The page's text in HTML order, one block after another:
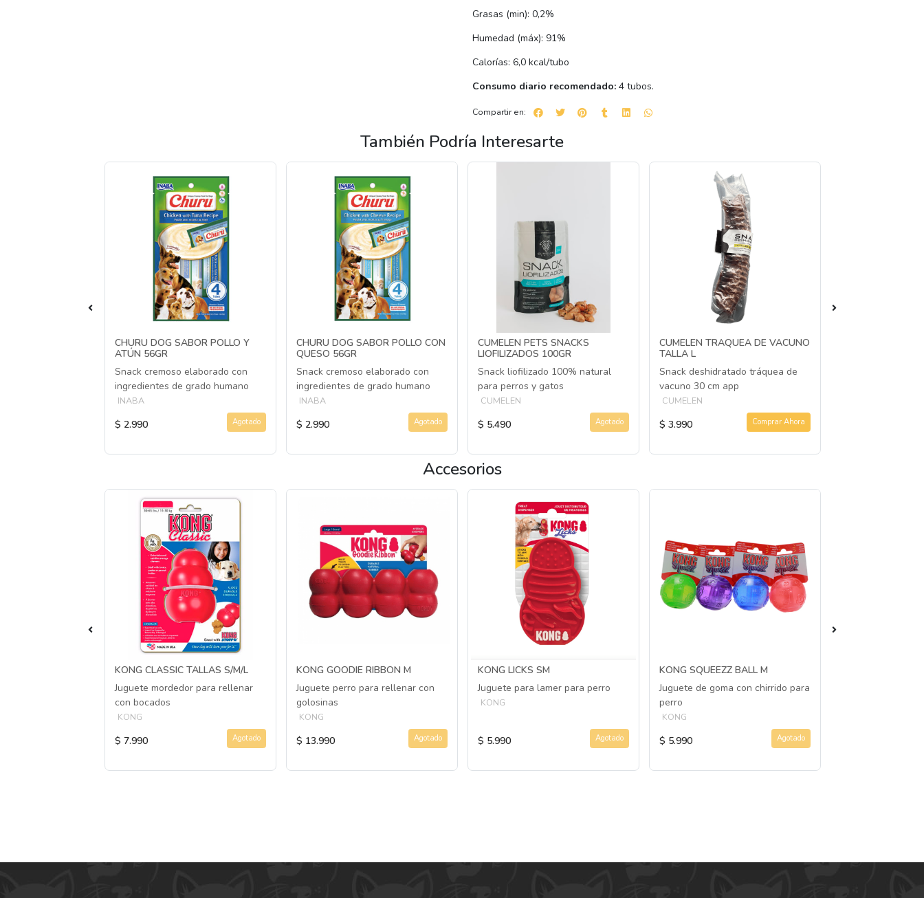
Grasas (min): 0,2%
Humedad (máx): 91%
Calorías: 6,0 kcal/tubo
Consumo diario recomendado: 4 tubos.
Compartir en:
También Podría Interesarte
CHURU DOG SABOR POLLO Y
ATÚN 56GR
Snack cremoso elaborado con
ingredientes de grado humano
INABA
$ 2.990 Agotado
CHURU DOG SABOR POLLO CON
QUESO 56GR
Snack cremoso elaborado con
ingredientes de grado humano
INABA
$ 2.990 Agotado
CUMELEN PETS SNACKS
LIOFILIZADOS 100GR
Snack liofilizado 100% natural
para perros y gatos
CUMELEN
$ 5.490 Agotado
CUMELEN TRAQUEA DE VACUNO
TALLA L
Snack deshidratado tráquea de
vacuno 30 cm app
CUMELEN
$ 3.990 Comprar Ahora
Accesorios
KONG CLASSIC TALLAS S/M/L
Juguete mordedor para rellenar
con bocados
KONG
$ 7.990 Agotado
KONG GOODIE RIBBON M
Juguete perro para rellenar con
golosinas
KONG
$ 13.990 Agotado
KONG LICKS SM
Juguete para lamer para perro
KONG
$ 5.990 Agotado
KONG SQUEEZZ BALL M
Juguete de goma con chirrido para
perro
KONG
$ 5.990 Agotado